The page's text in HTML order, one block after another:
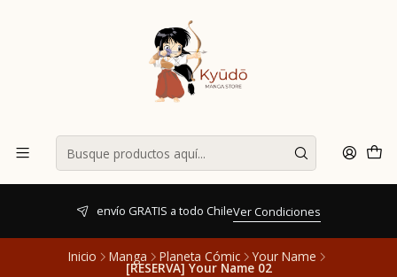
envío GRATIS a todo ChileVer Condiciones
Inicio Manga Planeta Cómic Your Name
[RESERVA] Your Name 02